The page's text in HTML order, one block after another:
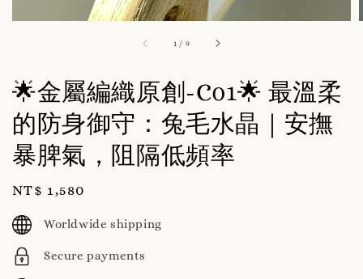
1 / 9
🌟金屬編織原創-C01🌟 最溫柔
的防身御守：兔毛水晶｜安撫
暴脾氣，阻隔低頻率
Regular
price
NT$ 1,580
Worldwide shipping
Secure payments